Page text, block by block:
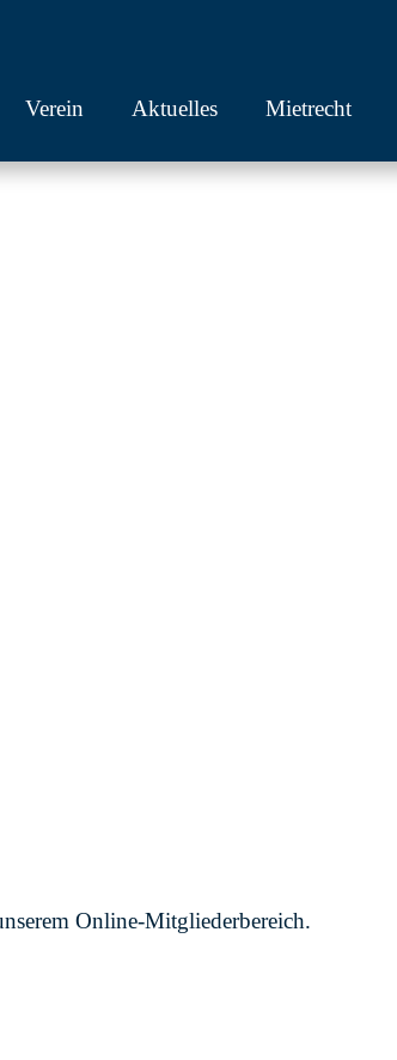
Verein Aktuelles Mietrecht
Online-Mitgliederbereich.